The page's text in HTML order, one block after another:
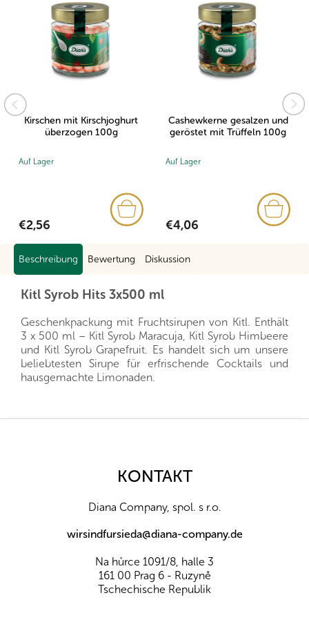
Kirschen mit Kirschjoghurt
überzogen 100g
Auf Lager
€2,56
Cashewkerne gesalzen und
geröstet mit Trüffeln 100g
Auf Lager
€4,06
Beschreibung Bewertung Diskussion
Kitl Syrob Hits 3x500 ml
Geschenkpackung mit Fruchtsirupen von Kitl. Enthält
3 x 500 ml – Kitl Syrob Maracuja, Kitl Syrob Himbeere
und Kitl Syrob Grapefruit. Es handelt sich um unsere
beliebtesten Sirupe für erfrischende Cocktails und
hausgemachte Limonaden.
Zutaten:MARACUJA – Zucker, Maracuja-
Himbeermark (10 %), Himbeerkonzentrat (8 %),
Konservierungsmittel: Kaliumsorbat, natürliches
Aroma. GRAPEFRUIT – Zucker,
Grapefruitkonzentrat (13 %),
Nutzungshinweise:Kann mit frischem Wasser
im Verhältnis 1:10 gemischt werden, für
Heißgetränke im Verhältnis 1:8.
Lagerung:Kühl und lichtgeschützt lagern.
Fruchtauszüge können sich am Flaschenboden
KONTAKT
Diana Company, spol. s r.o.
wirsindfursieda@diana-company.de
Na hůrce 1091/8, halle 3
161 00 Prag 6 - Ruzyně
Tschechische Republik